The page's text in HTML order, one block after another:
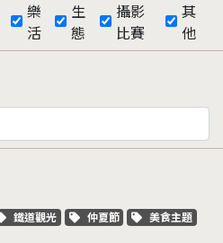
樂
活
生
態
攝影
比賽
其
他
關鍵字標籤
鐵道觀光 關鍵字標籤
仲夏節 關鍵字標籤
美食主題